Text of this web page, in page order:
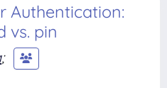
Authentication:
vs. pin
;